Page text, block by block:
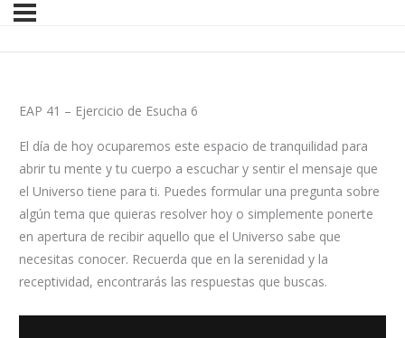
EAP 41 – Ejercicio de Esucha 6
El día de hoy ocuparemos este espacio de tranquilidad para
abrir tu mente y tu cuerpo a escuchar y sentir el mensaje que
el Universo tiene para ti. Puedes formular una pregunta sobre
algún tema que quieras resolver hoy o simplemente ponerte
en apertura de recibir aquello que el Universo sabe que
necesitas conocer. Recuerda que en la serenidad y la
receptividad, encontrarás las respuestas que buscas.